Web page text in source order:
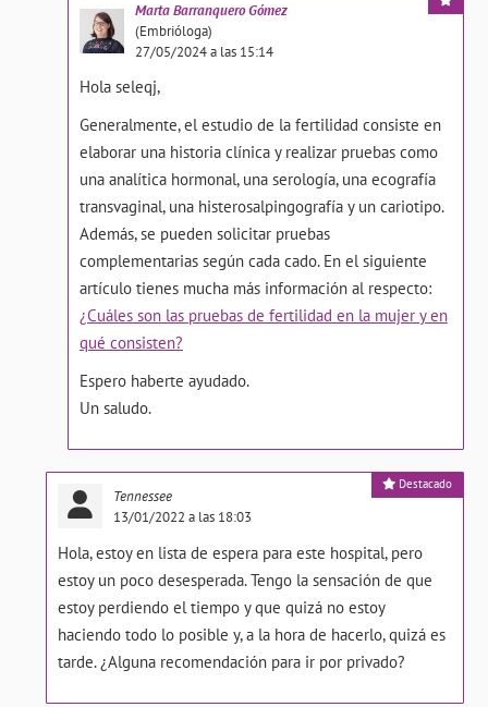
MartaBarranquero Gómez
(Embrióloga)
27/05/2024 a las 15:14
Hola seleqj,
Generalmente, el estudio de la fertilidad consiste en
elaborar una historia clínica y realizar pruebas como
una analítica hormonal, una serología, una ecografía
transvaginal, una histerosalpingografía y un cariotipo.
Además, se pueden solicitar pruebas
complementarias según cada cado. En el siguiente
artículo tienes mucha más información al respecto:
¿Cuáles son las pruebas de fertilidad en la mujer y en
qué consisten?
Espero haberte ayudado.
Un saludo.
Destacado
Tennessee
13/01/2022 a las 18:03
Hola, estoy en lista de espera para este hospital, pero
estoy un poco desesperada. Tengo la sensación de que
estoy perdiendo el tiempo y que quizá no estoy
haciendo todo lo posible y, a la hora de hacerlo, quizá es
tarde. ¿Alguna recomendación para ir por privado?